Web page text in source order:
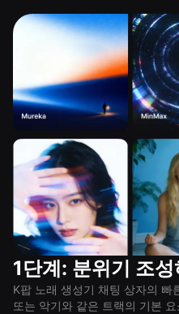
1단계: 분위기 조성
K팝 노래 생성기 채팅 상자의 빠
또는 악기와 같은 트랙의 기본